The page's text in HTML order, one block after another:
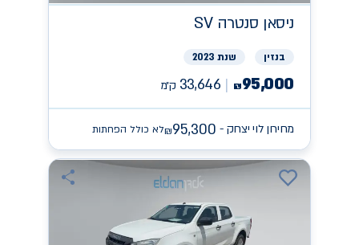
ניסאן SV סנטרה
בנזין שנת 2023
₪95,000
33,646 ק״מ
מחירון לוי יצחק - ₪95,300 לא כולל הפחתות